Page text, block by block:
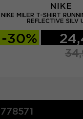
NIKE
NIKE MILER T-SHIRT
REFLECTIVE SILV
-30%